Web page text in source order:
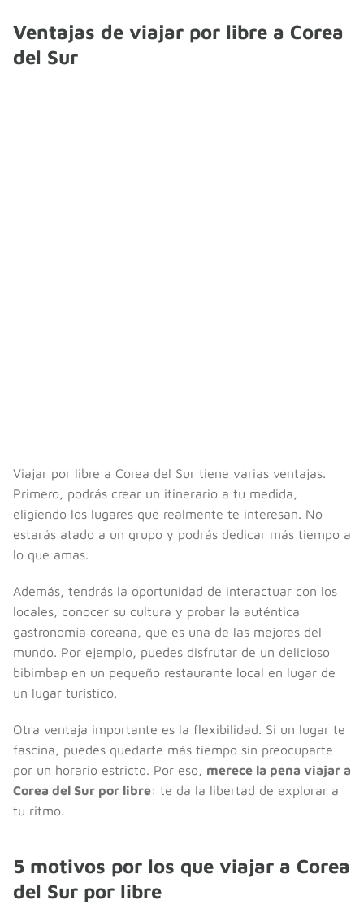
Ventajas de viajar por libre a Corea
del Sur
Viajar por libre a Corea del Sur tiene varias ventajas.
Primero, podrás crear un itinerario a tu medida,
eligiendo los lugares que realmente te interesan. No
estarás atado a un grupo y podrás dedicar más tiempo a
lo que amas.
Además, tendrás la oportunidad de interactuar con los
locales, conocer su cultura y probar la auténtica
gastronomía coreana, que es una de las mejores del
mundo. Por ejemplo, puedes disfrutar de un delicioso
bibimbap en un pequeño restaurante local en lugar de
un lugar turístico.
Otra ventaja importante es la flexibilidad. Si un lugar te
fascina, puedes quedarte más tiempo sin preocuparte
por un horario estricto. Por eso, merece la pena viajar a
Corea del Sur por libre: te da la libertad de explorar a
tu ritmo.
5 motivos por los que viajar a Corea
del Sur por libre